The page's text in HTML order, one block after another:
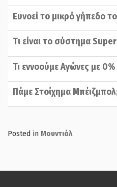
Ευνοεί το μικρό γήπεδο
Tι είναι το σύστημα
Τι εννοούμε Αγώνες με 0%
Πάμε Στοίχημα
Posted in Μουντιάλ